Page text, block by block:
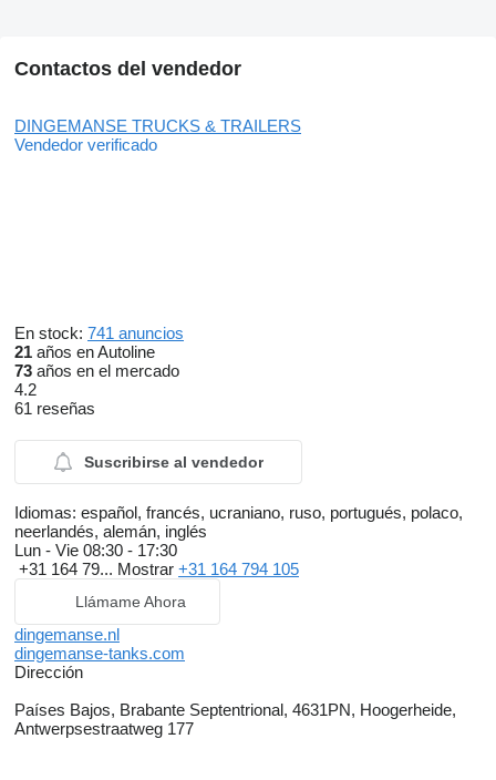
Contactos del vendedor
DINGEMANSE TRUCKS & TRAILERS
Vendedor verificado
En stock: 741 anuncios
21 años en Autoline
73 años en el mercado
4.2
61 reseñas
Suscribirse al vendedor
Idiomas: español, francés, ucraniano, ruso, portugués, polaco,
neerlandés, alemán, inglés
Lun - Vie 08:30 - 17:30
+31 164 79... Mostrar +31 164 794 105
Llámame Ahora
dingemanse.nl
dingemanse-tanks.com
Dirección
Países Bajos, Brabante Septentrional, 4631PN, Hoogerheide,
Antwerpsestraatweg 177